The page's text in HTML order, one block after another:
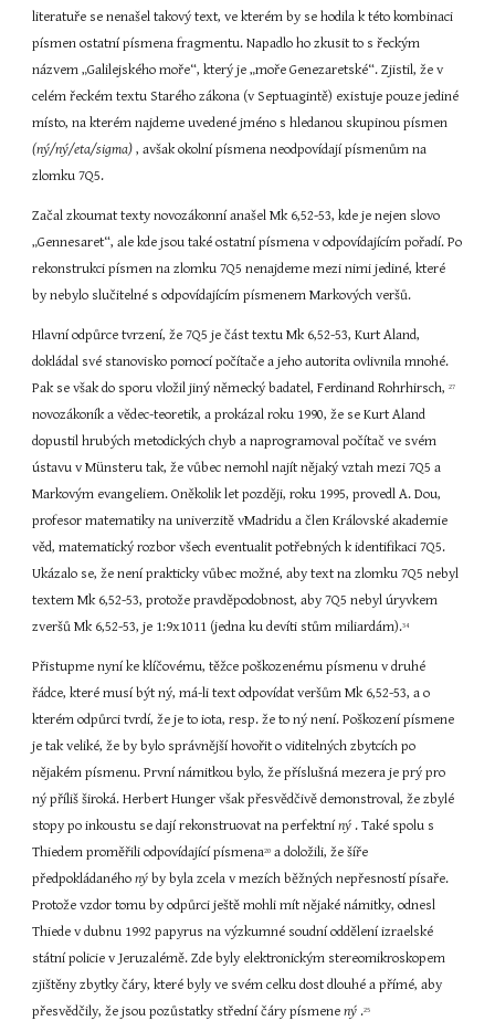
literatuře se nenašel takový text, ve kterém by se hodila k této kombinaci
písmen ostatní písmena fragmentu. Napadlo ho zkusit to s řeckým
názvem „Galilejského moře“, který je „moře Genezaretské“. Zjistil, že v
celém řeckém textu Starého zákona (v Septuagintě) existuje pouze jediné
(ný/ný/eta/sigma) , avšak okolní písmena neodpovídají písmenům na
zlomku 7Q5.
Začal zkoumat texty novozákonní anašel Mk 6,52-53, kde je nejen slovo
„Gennesaret“, ale kde jsou také ostatní písmena v odpovídajícím pořadí. Po
rekonstrukci písmen na zlomku 7Q5 nenajdeme mezi nimi jediné, které
by nebylo slučitelné s odpovídajícím písmenem Markových veršů.
Hlavní odpůrce tvrzení, že 7Q5 je část textu Mk 6,52-53, Kurt Aland,
dokládal své stanovisko pomocí počítače a jeho autorita ovlivnila mnohé.
Pak se však do sporu vložil jiný německý badatel, Ferdinand Rohrhirsch, 27
novozákoník a vědec-teoretik, a prokázal roku 1990, že se Kurt Aland
dopustil hrubých metodických chyb a naprogramoval počítač ve svém
ústavu v Münsteru tak, že vůbec nemohl najít nějaký vztah mezi 7Q5 a
Markovým evangeliem. Oněkolik let později, roku 1995, provedl A. Dou,
profesor matematiky na univerzitě vMadridu a člen Královské akademie
věd, matematický rozbor všech eventualit potřebných k identifikaci 7Q5.
Ukázalo se, že není prakticky vůbec možné, aby text na zlomku 7Q5 nebyl
textem Mk 6,52-53, protože pravděpodobnost, aby 7Q5 nebyl úryvkem
zveršů Mk 6,52-53, je 1:9x1011 (jedna ku devíti stům miliardám).34
Přistupme nyní ke klíčovému, těžce poškozenému písmenu v druhé
řádce, které musí být ný, má-li text odpovídat veršům Mk 6,52-53, a o
kterém odpůrci tvrdí, že je to iota, resp. že to ný není. Poškození písmene
je tak veliké, že by bylo správnější hovořit o viditelných zbytcích po
nějakém písmenu. První námitkou bylo, že příslušná mezera je prý pro
ný příliš široká. Herbert Hunger však přesvědčivě demonstroval, že zbylé
stopy po inkoustu se dají rekonstruovat na perfektní ný . Také spolu s
Thiedem proměřili odpovídající písmena20 a doložili, že šíře
předpokládaného ný by byla zcela v mezích běžných nepřesností písaře.
Protože vzdor tomu by odpůrci ještě mohli mít nějaké námitky, odnesl
Thiede v dubnu 1992 papyrus na výzkumné soudní oddělení izraelské
státní policie v Jeruzalémě. Zde byly elektronickým stereomikroskopem
zjištěny zbytky čáry, které byly ve svém celku dost dlouhé a přímé, aby
přesvědčily, že jsou pozůstatky střední čáry písmene ný .25